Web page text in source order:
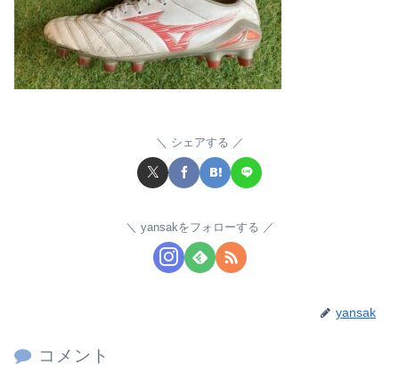
シェアする
yansakをフォローする
yansak
コメント